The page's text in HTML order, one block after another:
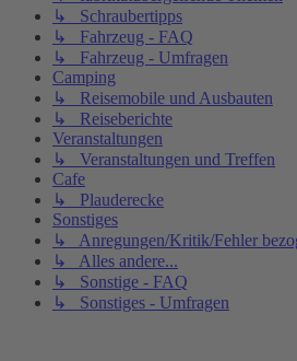
↳ Schraubertipps
↳ Fahrzeug - FAQ
↳ Fahrzeug - Umfragen
Camping
↳ Reisemobile und Ausbauten
↳ Reiseberichte
Veranstaltungen
↳ Veranstaltungen und Treffen
Cafe
↳ Plauderecke
Sonstiges
↳ Anregungen/Kritik/Fehler
↳ Alles andere...
↳ Sonstige - FAQ
↳ Sonstiges - Umfragen